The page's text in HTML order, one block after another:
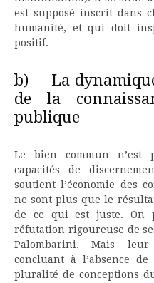
est supposé inscrit dans
humanité, et qui doit
positif.
b) La
de la
publique
Le bien commun n’est
capacités de
soutient l’économie des
ne sont plus que le
de ce qui est juste. On
réfutation rigoureuse de
Palombarini. Mais leur
concluant à l’absence
pluralité de conceptions